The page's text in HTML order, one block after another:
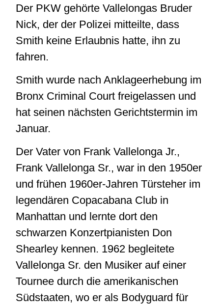
Der PKW gehörte Vallelongas Bruder
Nick, der der Polizei mitteilte, dass
Smith keine Erlaubnis hatte, ihn zu
fahren.
Smith wurde nach Anklageerhebung im
Bronx Criminal Court freigelassen und
hat seinen nächsten Gerichtstermin im
Januar.
Der Vater von Frank Vallelonga Jr.,
Frank Vallelonga Sr., war in den 1950er
und frühen 1960er-Jahren Türsteher im
legendären Copacabana Club in
Manhattan und lernte dort den
schwarzen Konzertpianisten Don
Shearley kennen. 1962 begleitete
Vallelonga Sr. den Musiker auf einer
Tournee durch die amerikanischen
Südstaaten, wo er als Bodyguard für